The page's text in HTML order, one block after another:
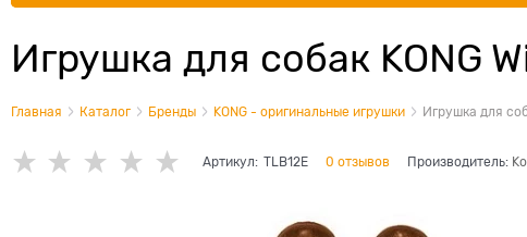
Игрушка для собак KONG
Главная Каталог Бренды KONG - оригинальные игрушки Игрушка для
Артикул: TLB12E 0 отзывов Производитель: